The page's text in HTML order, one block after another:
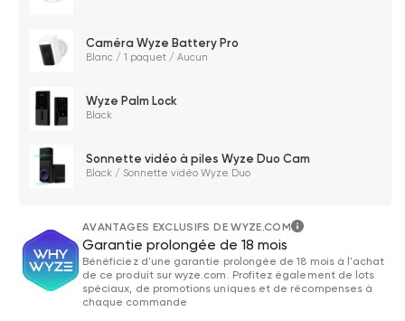
Caméra Wyze Battery Pro
Blanc / 1 paquet / Aucun
Wyze Palm Lock
Black
Sonnette vidéo à piles Wyze Duo Cam
Black / Sonnette vidéo Wyze Duo
AVANTAGES EXCLUSIFS DE WYZE.COM
Garantie prolongée de 18 mois
Bénéficiez d'une garantie prolongée de 18 mois à l'achat
de ce produit sur wyze.com. Profitez également de lots
spéciaux, de promotions uniques et de récompenses à
chaque commande